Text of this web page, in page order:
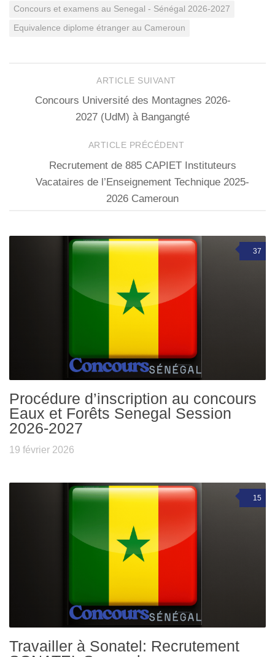
Concours et examens au Senegal - Sénégal 2026-2027
Equivalence diplome étranger au Cameroun
ARTICLE SUIVANT
Concours Université des Montagnes 2026-
2027 (UdM) à Bangangté
ARTICLE PRÉCÉDENT
Recrutement de 885 CAPIET Instituteurs
Vacataires de l’Enseignement Technique 2025-
2026 Cameroun
37
Procédure d’inscription au concours
Eaux et Forêts Senegal Session
2026-2027
19 février 2026
15
Travailler à Sonatel: Recrutement